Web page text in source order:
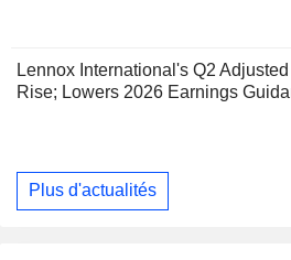
Lennox International's Q2
Rise; Lowers 2026 Earnings
Plus d'actualités